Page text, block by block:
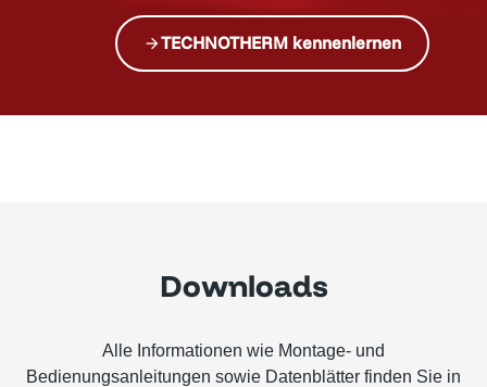
TECHNOTHERM kennenlernen
Downloads
Alle Informationen wie Montage- und
Bedienungsanleitungen sowie Datenblätter finden Sie in